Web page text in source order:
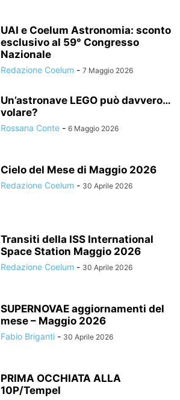
UAI e Coelum Astronomia: sconto
esclusivo al 59° Congresso
Nazionale
Redazione Coelum - 7 Maggio 2026
Un’astronave LEGO può davvero…
volare?
Rossana Conte - 6 Maggio 2026
Cielo del Mese di Maggio 2026
Redazione Coelum - 30 Aprile 2026
Transiti della ISS International
Space Station Maggio 2026
Redazione Coelum - 30 Aprile 2026
SUPERNOVAE aggiornamenti del
mese – Maggio 2026
Fabio Briganti - 30 Aprile 2026
PRIMA OCCHIATA ALLA
10P/Tempel